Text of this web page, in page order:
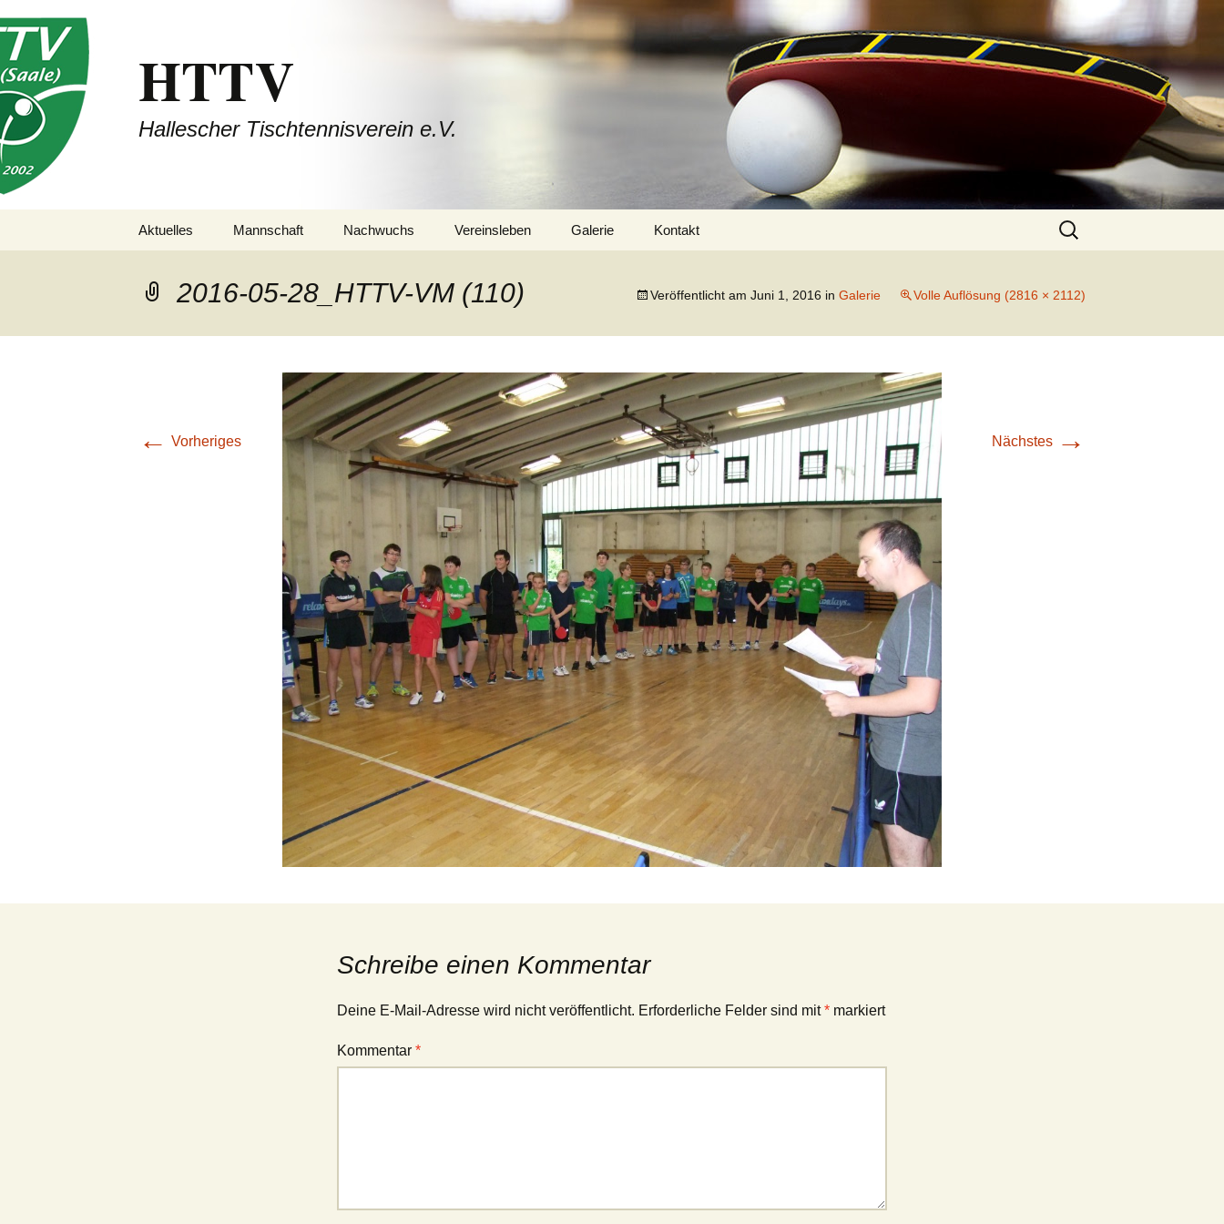
HTTV
Hallescher Tischtennisverein e.V.
Aktuelles Mannschaft
(Bezirksliga Halle /
Saalekreis / Burgenland)
2. Mannschaft
3. Mannschaft
(Bezirksliga Harz /
Mansfeld-Südharz)
(Bezirksklasse
5. Mannschaft
(Stadtoberliga)
6. Mannschaft
(Stadtoberliga)
7. Mannschaft
(Stadtoberliga)
8. Mannschaft
(Stadtliga)
Jugend – 1. Mannschaft
(Verbandsliga Jugend
(Stadtklasse Jugend)
Nachwuchs Vereinsleben
Trainerteam
Sponsoren
Galerie Kontakt
Suchen
nach:
2016-05-28_HTTV-VM (110) Veröffentlicht am Juni 1, 2016 in Galerie Volle Auflösung (2816 × 2112)
← Vorheriges Nächstes →
Schreibe einen Kommentar
Deine E-Mail-Adresse wird nicht veröffentlicht. Erforderliche Felder sind mit* markiert
Kommentar *